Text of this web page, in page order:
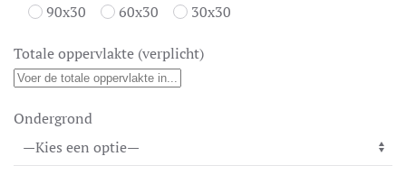
90x30
60x30 30x30
Totale oppervlakte (verplicht)
Ondergrond